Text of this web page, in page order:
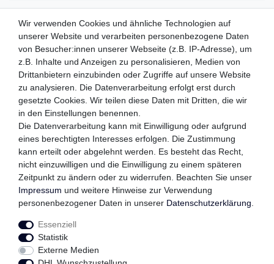
ZAHLUNGSMETHODEN
WIR VERSENDEN MIT
QUALITÄTSVERSPRECHEN
FOLGEN SIE UNS
Impressum
Wir verwenden Cookies und ähnliche Technologien auf
unserer Website und verarbeiten personenbezogene Daten
von Besucher:innen unserer Webseite (z.B. IP-Adresse), um
z.B. Inhalte und Anzeigen zu personalisieren, Medien von
Drittanbietern einzubinden oder Zugriffe auf unsere Website
zu analysieren. Die Datenverarbeitung erfolgt erst durch
gesetzte Cookies. Wir teilen diese Daten mit Dritten, die wir
in den Einstellungen benennen.
Die Datenverarbeitung kann mit Einwilligung oder aufgrund
eines berechtigten Interesses erfolgen. Die Zustimmung
kann erteilt oder abgelehnt werden. Es besteht das Recht,
nicht einzuwilligen und die Einwilligung zu einem späteren
Zeitpunkt zu ändern oder zu widerrufen. Beachten Sie unser
Impressum und weitere Hinweise zur Verwendung
personenbezogener Daten in unserer Daten­schutz­erklärung
Essenziell
Statistik
Externe Medien